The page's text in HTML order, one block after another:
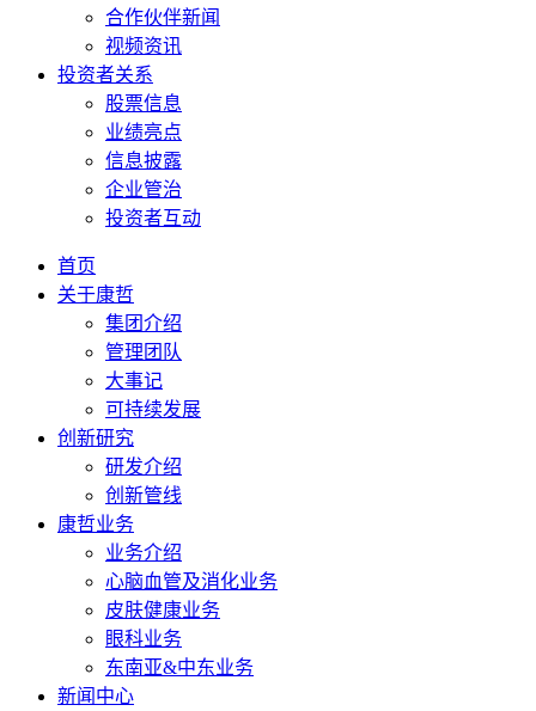
合作伙伴新闻
视频资讯
投资者关系
股票信息
业绩亮点
信息披露
企业管治
投资者互动
首页
关于康哲
集团介绍
管理团队
大事记
可持续发展
创新研究
研发介绍
创新管线
康哲业务
业务介绍
心脑血管及消化业务
皮肤健康业务
眼科业务
东南亚&中东业务
新闻中心